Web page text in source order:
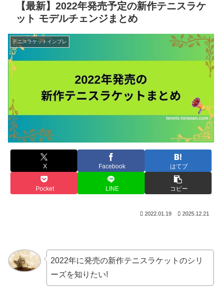
【最新】2022年発売予定の新作テニスラケ
ット モデルチェンジまとめ
テニスラケットインプレ
X Facebook はてブ
Pocket LINE コピー
2022.01.19 2025.12.21
2022年に発売の新作テニスラケットのシリ
ーズを知りたい!